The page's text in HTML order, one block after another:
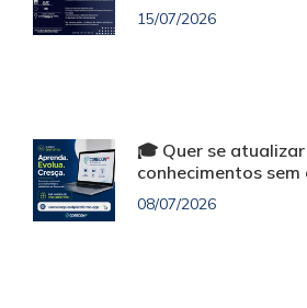
15/07/2026
🎓 Quer se
conhecimentos sem
08/07/2026